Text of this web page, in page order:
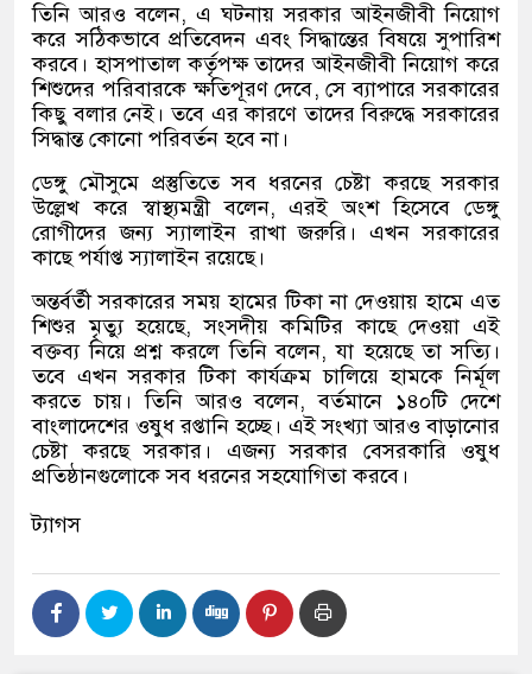
তিনি আরও বলেন, এ ঘটনায় সরকার আইনজীবী নিয়োগ
করে সঠিকভাবে প্রতিবেদন এবং সিদ্ধান্তের বিষয়ে সুপারিশ
করবে। হাসপাতাল কর্তৃপক্ষ তাদের আইনজীবী নিয়োগ করে
শিশুদের পরিবারকে ক্ষতিপূরণ দেবে,সে ব্যাপারে সরকারের
কিছু বলার নেই। তবে এর কারণে তাদের বিরুদ্ধে সরকারের
সিদ্ধান্ত কোনো পরিবর্তন হবে না।
ডেঙ্গু মৌসুমে প্রস্তুতিতে সব ধরনের চেষ্টা করছে সরকার
উল্লেখ করে স্বাস্থ্যমন্ত্রী বলেন,এরই অংশ হিসেবে ডেঙ্গু
রোগীদের জন্য স্যালাইন রাখা জরুরি। এখন সরকারের
কাছে পর্যাপ্ত স্যালাইন রয়েছে।
অন্তর্বর্তী সরকারের সময় হামের টিকা না দেওয়ায় হামে এত
শিশুর মৃত্যু হয়েছে,সংসদীয় কমিটির কাছে দেওয়া এই
বক্তব্য নিয়ে প্রশ্ন করলে তিনি বলেন,যা হয়েছে তা সত্যি।
তবে এখন সরকার টিকা কার্যক্রম চালিয়ে হামকে নির্মূল
করতে চায়। তিনি আরও বলেন,বর্তমানে ১৪০টি দেশে
বাংলাদেশের ওষুধ রপ্তানি হচ্ছে। এই সংখ্যা আরও বাড়ানোর
চেষ্টা করছে সরকার। এজন্য সরকার বেসরকারি ওষুধ
প্রতিষ্ঠানগুলোকে সব ধরনের সহযোগিতা করবে।
ট্যাগস